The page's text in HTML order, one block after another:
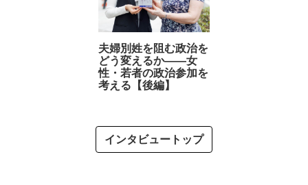
夫婦別姓を阻む政治を
どう変えるか――女
性・若者の政治参加を
考える【後編】
インタビュートップ